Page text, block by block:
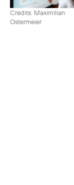
Credits: Maximilian
Ostermeier